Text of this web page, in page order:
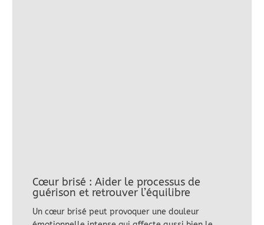
Cœur brisé : Aider le processus de
guérison et retrouver l’équilibre
Un cœur brisé peut provoquer une douleur